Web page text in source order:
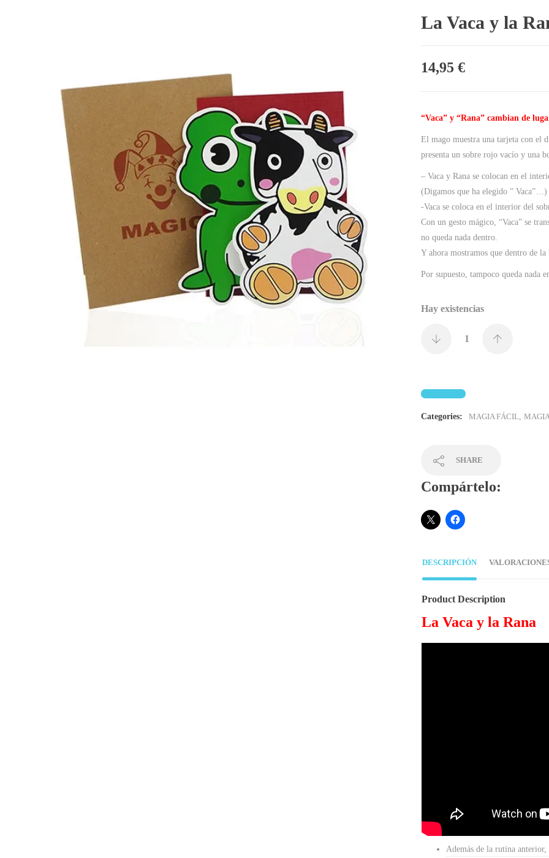
La Vaca y la
14,95 €
“Vaca” y “Rana” cambian de
El mago muestra una tarjeta con el
presenta un sobre rojo vacío y una
– Vaca y Rana se colocan en el
(Digamos que ha elegido ” Vaca”…)
-Vaca se coloca en el interior del
Con un gesto mágico, “Vaca” se
no queda nada dentro.
Y ahora mostramos que dentro de
Por supuesto, tampoco queda nada
Hay existencias
Categories: MAGIA FÁCIL,
SHARE
Compártelo:
DESCRIPCIÓN
Product Description
La Vaca y la Rana
Además de la rutina